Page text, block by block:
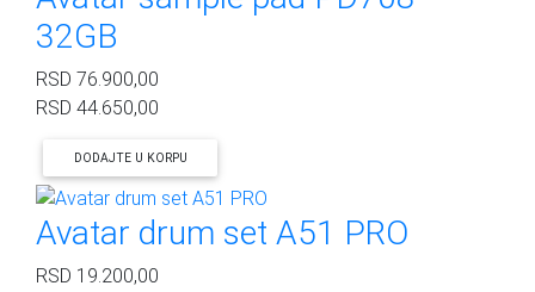
32GB
RSD 76.900,00
RSD 44.650,00
DODAJTE U KORPU
Avatar drum set A51 PRO
RSD 19.200,00